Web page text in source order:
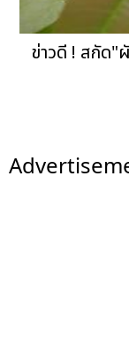
ข่าวดี ! สกัด"